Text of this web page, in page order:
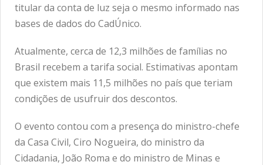
titular da conta de luz seja o mesmo informado nas
bases de dados do CadÚnico.
Atualmente, cerca de 12,3 milhões de famílias no
Brasil recebem a tarifa social. Estimativas apontam
que existem mais 11,5 milhões no país que teriam
condições de usufruir dos descontos.
O evento contou com a presença do ministro-chefe
da Casa Civil, Ciro Nogueira, do ministro da
Cidadania, João Roma e do ministro de Minas e